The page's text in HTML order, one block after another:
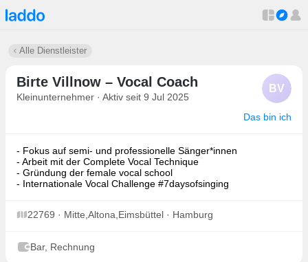
Alle Dienstleister
Birte Villnow – Vocal Coach
Kleinunternehmer · Aktiv seit 9 Jul 2025
BV
Das bin ich
- Fokus auf semi- und professionelle Sänger*innen
- Arbeit mit der Complete Vocal Technique
- Gründung der female vocal school
- Internationale Vocal Challenge #7daysofsinging
22769 · Mitte,Altona,Eimsbüttel · Hamburg
Bar, Rechnung